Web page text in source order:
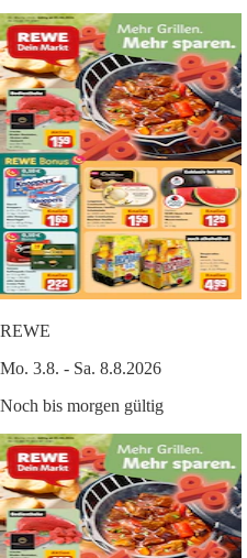
REWE
Mo. 3.8. - Sa. 8.8.2026
Noch bis morgen gültig